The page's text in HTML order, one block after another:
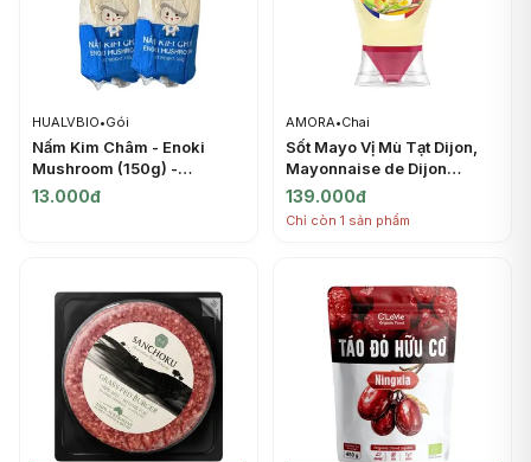
HUALVBIO•Gói
Nấm Kim Châm - Enoki
Mushroom (150g) -
HUALVBIO
13.000đ
AMORA•Chai
Sốt Mayo Vị Mù Tạt Dijon,
Mayonnaise de Dijon
(235g) - AMORA
139.000đ
Chỉ còn 1 sản phẩm